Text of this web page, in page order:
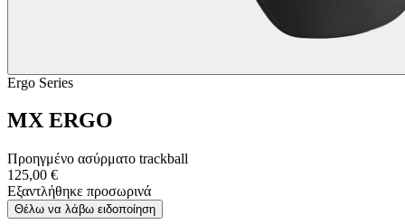
Ergo Series
MX ERGO
Προηγμένο ασύρματο trackball
125,00 €
Εξαντλήθηκε προσωρινά
Θέλω να λάβω ειδοποίηση